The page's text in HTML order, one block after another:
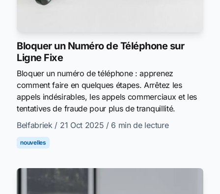
Bloquer un Numéro de Téléphone sur
Ligne Fixe
Bloquer un numéro de téléphone : apprenez
comment faire en quelques étapes. Arrêtez les
appels indésirables, les appels commerciaux et les
tentatives de fraude pour plus de tranquillité.
Belfabriek / 21 Oct 2025 / 6 min de lecture
nouvelles